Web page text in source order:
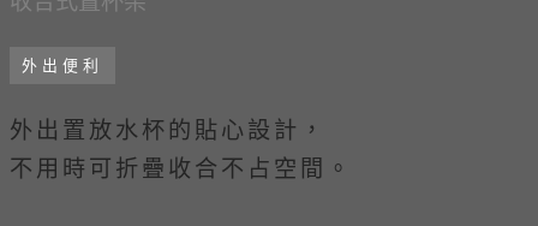
外出便利
外出置放水杯的貼心設計，
不用時可折疊收合不占空間。